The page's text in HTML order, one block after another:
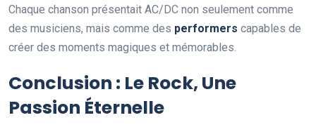
Chaque chanson présentait AC/DC non seulement comme
des musiciens, mais comme des performers capables de
créer des moments magiques et mémorables.
Conclusion : Le Rock, Une
Passion Éternelle